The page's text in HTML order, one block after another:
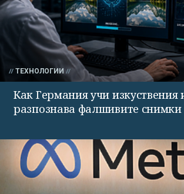
ТЕХНОЛОГИИ
Как Германия учи изкуствения
разпознава фалшивите снимки